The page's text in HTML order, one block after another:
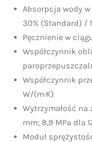
Absorpcja wody
30% (Standard) /
Pęcznienie w
Współczynnik
Współczynnik
W/(m·K)
Wytrzymałość na
mm; 8,9 MPa dla
Moduł